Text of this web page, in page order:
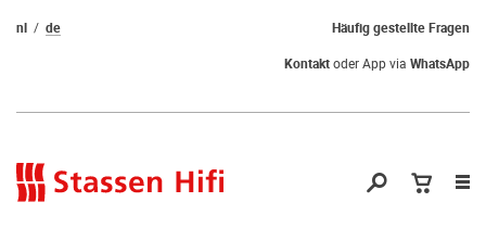
Häufig gestellte Fragen
nl
de
Kontaktoder App via WhatsApp